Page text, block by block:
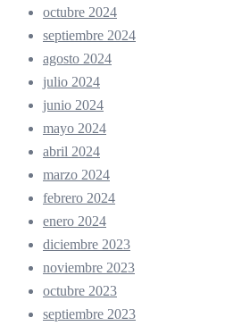
octubre 2024
septiembre 2024
agosto 2024
julio 2024
junio 2024
mayo 2024
abril 2024
marzo 2024
febrero 2024
enero 2024
diciembre 2023
noviembre 2023
octubre 2023
septiembre 2023